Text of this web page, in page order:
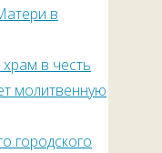
в
в честь
молитвенную
городского